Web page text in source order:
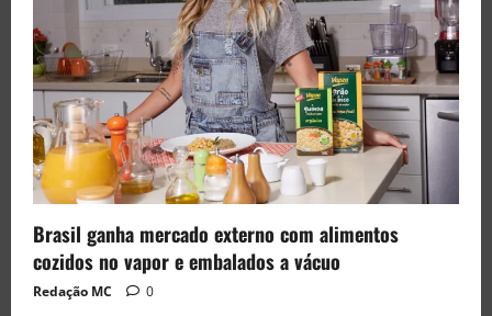
Brasil ganha mercado externo com alimentos
cozidos no vapor e embalados a vácuo
Redação MC 0